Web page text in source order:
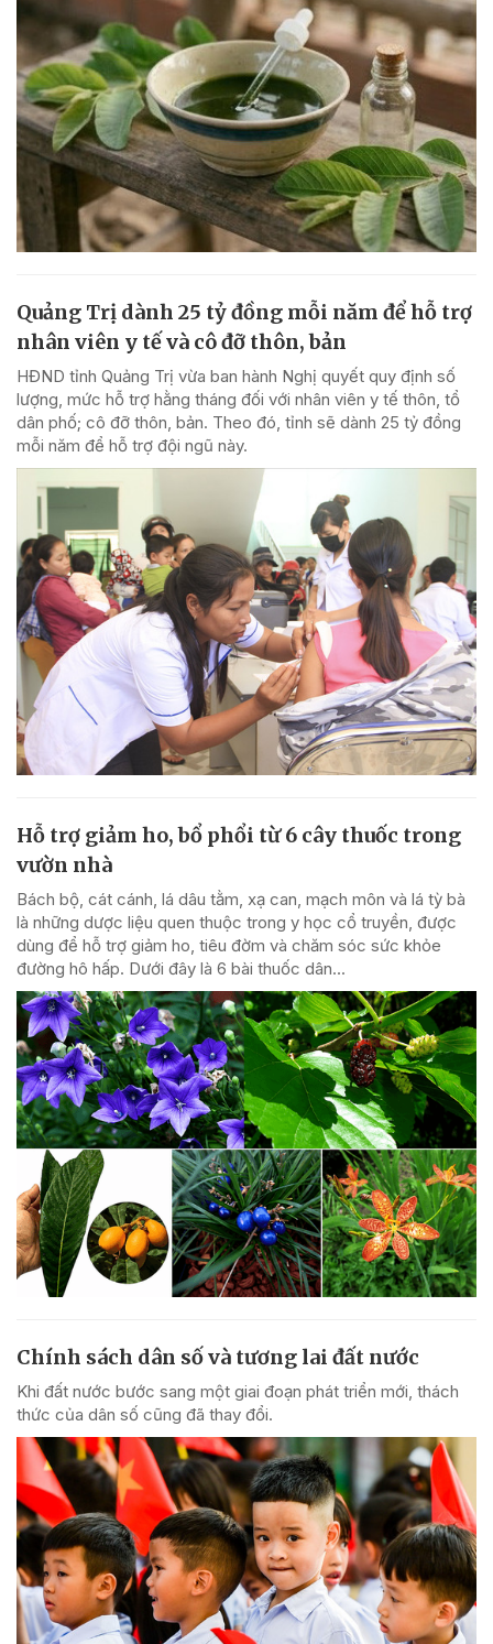
Quảng Trị dành 25 tỷ đồng mỗi năm để hỗ trợ
nhân viên y tế và cô đỡ thôn, bản
HĐND tỉnh Quảng Trị vừa ban hành Nghị quyết quy định số
lượng, mức hỗ trợ hằng tháng đối với nhân viên y tế thôn, tổ
dân phố; cô đỡ thôn, bản. Theo đó, tỉnh sẽ dành 25 tỷ đồng
mỗi năm để hỗ trợ đội ngũ này.
Hỗ trợ giảm ho, bổ phổi từ 6 cây thuốc trong
vườn nhà
Bách bộ, cát cánh, lá dâu tằm, xạ can, mạch môn và lá tỳ bà
là những dược liệu quen thuộc trong y học cổ truyền, được
dùng để hỗ trợ giảm ho, tiêu đờm và chăm sóc sức khỏe
đường hô hấp. Dưới đây là 6 bài thuốc dân...
Chính sách dân số và tương lai đất nước
Khi đất nước bước sang một giai đoạn phát triển mới, thách
thức của dân số cũng đã thay đổi.